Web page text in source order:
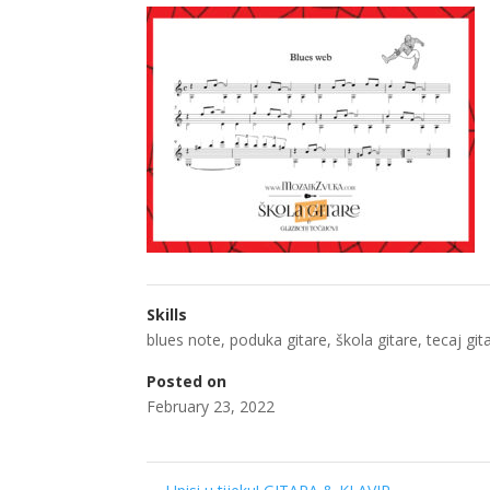
Skills
blues note,poduka gitare,škola gitare,tecaj
Posted on
February 23, 2022